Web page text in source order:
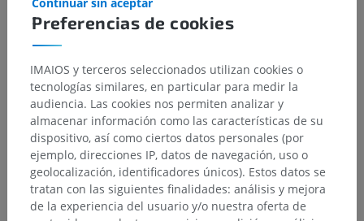
Preferencias de cookies
IMAIOS y terceros seleccionados utilizan cookies o
tecnologías similares, en particular para medir la
audiencia. Las cookies nos permiten analizar y
almacenar información como las características de su
dispositivo, así como ciertos datos personales (por
ejemplo, direcciones IP, datos de navegación, uso o
geolocalización, identificadores únicos). Estos datos se
tratan con las siguientes finalidades: análisis y mejora
de la experiencia del usuario y/o nuestra oferta de